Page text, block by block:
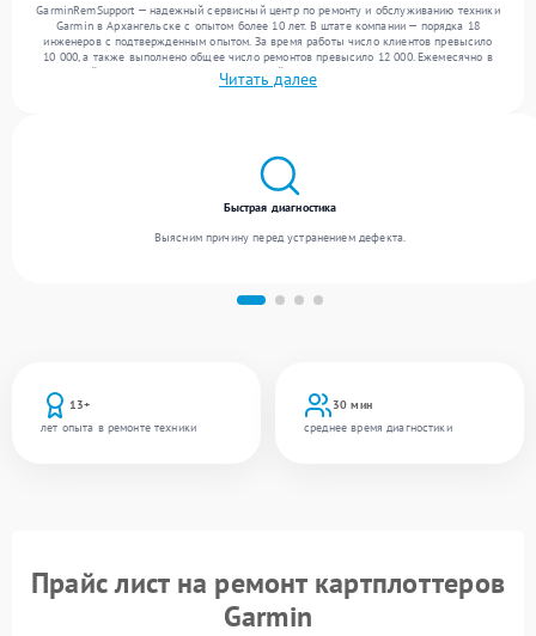
GarminRemSupport — надежный сервисный центр по ремонту и обслуживанию техники
Garmin в Архангельске с опытом более 10 лет. В штате компании — порядка 18
инженеров с подтвержденным опытом. За время работы число клиентов превысило
10 000, а также выполнено общее число ремонтов превысило 12 000. Ежемесячно в
сервисный центр поступает более 300 устройств, включая , , . Мы устраняем поломки
любой сложности и предлагаем стабильный уровень сервиса благодаря отлаженным
Читать далее
13+
лет опыта в ремонте техники
30 мин
среднее время диагностики
Быстрая диагностика
Выясним причину перед устранением дефекта.
Прайс лист на ремонт картплоттеров
Garmin